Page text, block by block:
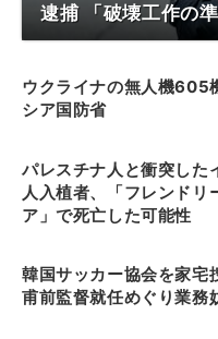
逮捕 「破壊工作の
ウクライナの無人機605
シア国防省
パレスチナ人と衝突した
人入植者、「フレンドリ
ア」で死亡した可能性
韓国サッカー協会を家宅
甫前監督就任めぐり業務